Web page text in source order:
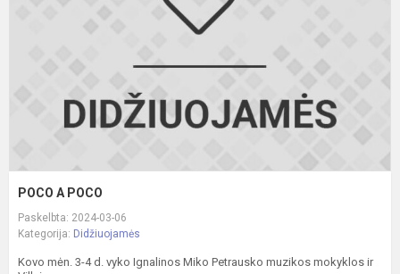
POCO A POCO
Paskelbta: 2024-03-06
Kategorija: Didžiuojamės
Kovo mėn. 3-4 d. vyko Ignalinos Miko Petrausko muzikos mokyklos ir